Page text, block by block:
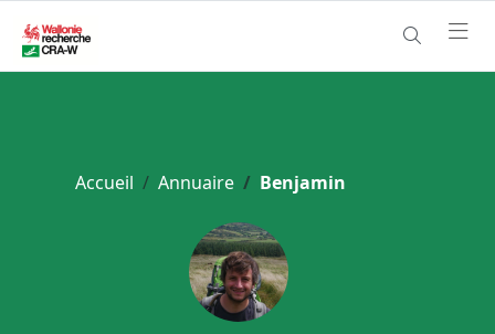
Accueil Annuaire Benjamin